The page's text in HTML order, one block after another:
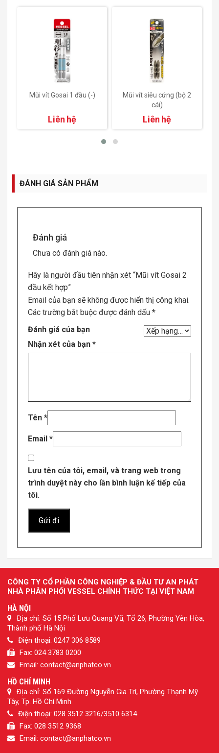
Mũi vít Gosai 1 đầu (-)
Liên hệ
Mũi vít siêu cứng (bộ 2
cái)
Liên hệ
ĐÁNH GIÁ SẢN PHẨM
Đánh giá
Chưa có đánh giá nào.
Hãy là người đầu tiên nhận xét “Mũi vít Gosai 2
đầu kết hợp”
Email của bạn sẽ không được hiển thị công khai.
Các trường bắt buộc được đánh dấu *
Đánh giá của bạn
Nhận xét của bạn *
Tên *
Email *
Lưu tên của tôi, email, và trang web trong
trình duyệt này cho lần bình luận kế tiếp của
tôi.
CÔNG TY CỔ PHẦN CÔNG NGHIỆP & ĐẦU TƯ AN PHÁT
NHÀ PHÂN PHỐI VESSEL CHÍNH THỨC TẠI VIỆT NAM
HÀ NỘI
Địa chỉ: Số 15 Phố Lưu Quang Vũ, Tổ 26, Phường Yên Hòa,
Thành phố Hà Nội
Điện thoại: 0247 306 8589
Fax: 024 3783 0200
Email: contact@anphatco.vn
HỒ CHÍ MINH
Địa chỉ: Số 169 Đường Nguyễn Gia Trí, Phường Thạnh Mỹ
Tây, Tp. Hồ Chí Minh
Điện thoại: 028 3512 3216/3510 6314
Fax: 028 3512 9368
Email: contact@anphatco.vn